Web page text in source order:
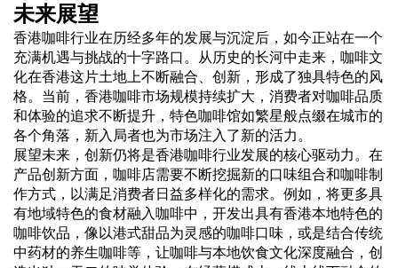
未来展望
香港咖啡行业在历经多年的发展与沉淀后，如今正站在一个
充满机遇与挑战的十字路口。从历史的长河中走来，咖啡文
化在香港这片土地上不断融合、创新，形成了独具特色的风
格。当前，香港咖啡市场规模持续扩大，消费者对咖啡品质
和体验的追求不断提升，特色咖啡馆如繁星般点缀在城市的
各个角落，新入局者也为市场注入了新的活力。
展望未来，创新仍将是香港咖啡行业发展的核心驱动力。在
产品创新方面，咖啡店需要不断挖掘新的口味组合和咖啡制
作方式，以满足消费者日益多样化的需求。例如，将更多具
有地域特色的食材融入咖啡中，开发出具有香港本地特色的
咖啡饮品，像以港式甜品为灵感的咖啡口味，或是结合传统
中药材的养生咖啡等，让咖啡与本地饮食文化深度融合，创